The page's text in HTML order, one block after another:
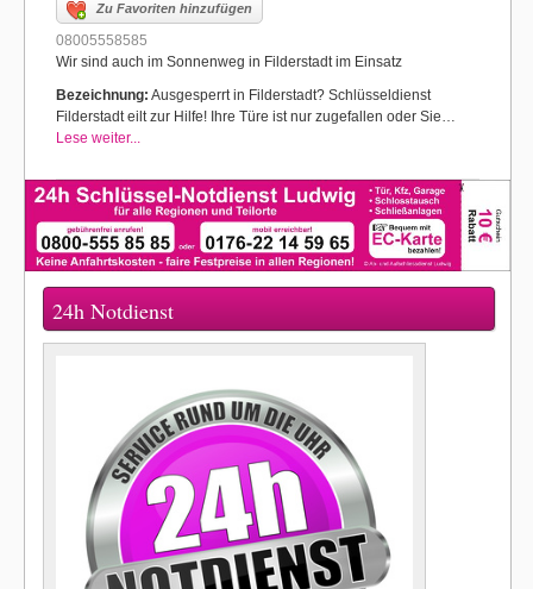
Zu Favoriten hinzufügen
08005558585
Wir sind auch im Sonnenweg in Filderstadt im Einsatz
Bezeichnung: Ausgesperrt in Filderstadt? Schlüsseldienst
Filderstadt eilt zur Hilfe! Ihre Türe ist nur zugefallen oder Sie…
Lese weiter...
24h Notdienst